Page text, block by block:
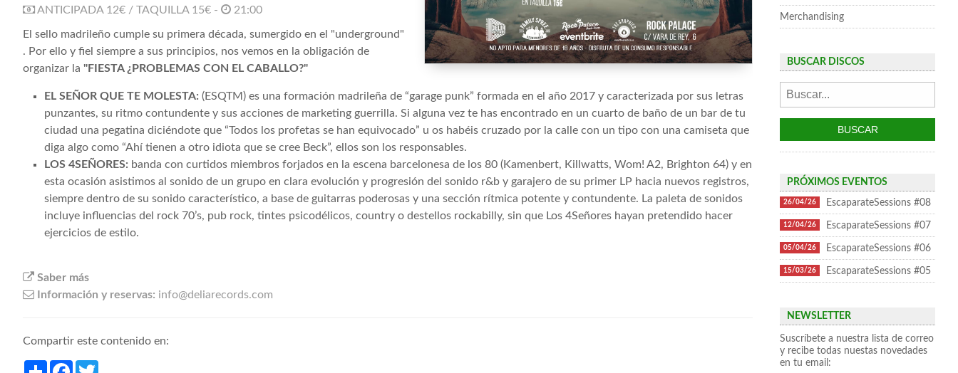
ANTICIPADA 12€ / TAQUILLA 15€ - 21:00
El sello madrileño cumple su primera década, sumergido en el "underground"
. Por ello y fiel siempre a sus principios, nos vemos en la obligación de
organizar la "FIESTA ¿PROBLEMAS CON EL CABALLO?"
EL SEÑOR QUE TE MOLESTA: (ESQTM) es una formación madrileña de “garage punk” formada en el año 2017 y caracterizada por sus letras
punzantes, su ritmo contundente y sus acciones de marketing guerrilla. Si alguna vez te has encontrado en un cuarto de baño de un bar de tu
ciudad una pegatina diciéndote que “Todos los profetas se han equivocado” u os habéis cruzado por la calle con un tipo con una camiseta que
diga algo como “Ahí tienen a otro idiota que se cree Beck”, ellos son los responsables.
LOS 4SEÑORES: banda con curtidos miembros forjados en la escena barcelonesa de los 80 (Kamenbert, Killwatts, Wom! A2, Brighton 64) y en
esta ocasión asistimos al sonido de un grupo en clara evolución y progresión del sonido r&b y garajero de su primer LP hacia nuevos registros,
siempre dentro de su sonido característico, a base de guitarras poderosas y una sección rítmica potente y contundente. La paleta de sonidos
incluye influencias del rock 70’s, pub rock, tintes psicodélicos, country o destellos rockabilly, sin que Los 4Señores hayan pretendido hacer
ejercicios de estilo.
Saber más
Información y reservas: info@deliarecords.com
Compartir este contenido en:
ShareFacebook
Merchandising
BUSCAR DISCOS
PRÓXIMOS EVENTOS
26/04/26 EscaparateSessions #08
12/04/26 EscaparateSessions #07
05/04/26 EscaparateSessions #06
15/03/26 EscaparateSessions #05
NEWSLETTER
Suscríbete a nuestra lista de correo
y recibe todas nuestas novedades
en tu email: